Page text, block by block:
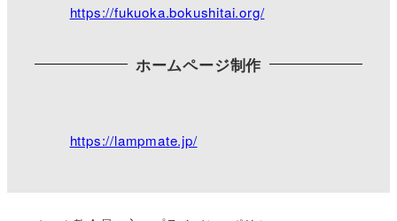
https://fukuoka.bokushitai.org/
ホームページ制作
https://lampmate.jp/